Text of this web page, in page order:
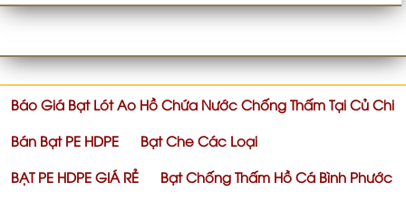
Báo Giá Bạt Lót Ao Hồ Chứa Nước Chống Thấm Tại Củ Chi
Bán Bạt PE HDPE
Bạt Che Các Loại
BẠT PE HDPE GIÁ RẺ
Bạt Chống Thấm Hồ Cá Bình Phước